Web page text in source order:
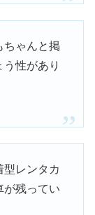
ちゃんと掲
性があり
型レンタカ
が残ってい